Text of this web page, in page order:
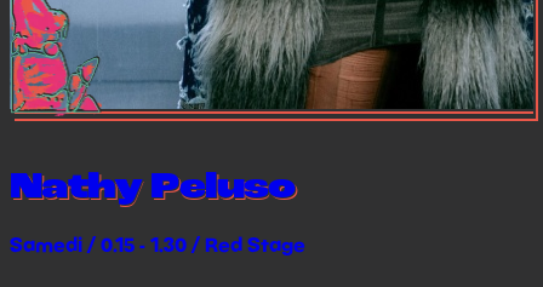
Nathy Peluso
Samedi / 0.15 - 1.30 / Red Stage